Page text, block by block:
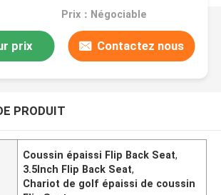
Prix：Négociable
prix Contactez nous
PRODUIT
Coussin épaissi Flip Back Seat,
3.5Inch Flip Back Seat,
Chariot de golf épaissi de coussin